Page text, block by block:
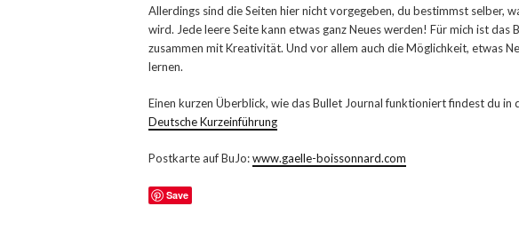
Allerdings sind die Seiten hier nicht vorgegeben, du bestimmst selber,
wird. Jede leere Seite kann etwas ganz Neues werden! Für mich ist das
zusammen mit Kreativität. Und vor allem auch die Möglichkeit, etwas
lernen.
Einen kurzen Überblick, wie das Bullet Journal funktioniert findest du in
Deutsche Kurzeinführung
Postkarte auf BuJo:www.gaelle-boissonnard.com
Save